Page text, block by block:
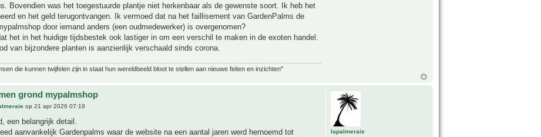
Bovendien was het toegestuurde plantje niet herkenbaar als de gewenste soort. Ik heb het
en het geld terugontvangen. Ik vermoed dat na het faillisement van GardenPalms de
door iemand anders (een oudmedewerker) is overgenomen?
het in het huidige tijdsbestek ook lastiger in om een verschil te maken in de exoten handel.
van bijzondere planten is aanzienlijk verschaald sinds corona.
die kunnen twijfelen zijn in staat hun wereldbeeld bloot te stellen aan nieuwe feiten en inzichten"
grond mypalmshop
op 21 apr 2026 07:19
een belangrijk detail.
aanvankelijk Gardenpalms waar de website na een aantal jaren werd hernoemd tot
lapalmeraie